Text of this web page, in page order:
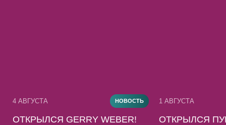
4 АВГУСТА НОВОСТЬ
ОТКРЫЛСЯ GERRY WEBER!
1 АВГУСТА
ОТКРЫЛСЯ